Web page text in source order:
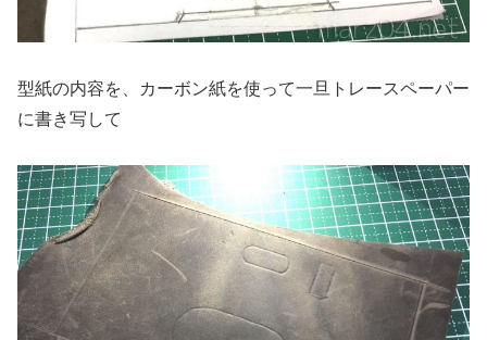
型紙の内容を、カーボン紙を使って一旦トレースペーパー
に書き写して